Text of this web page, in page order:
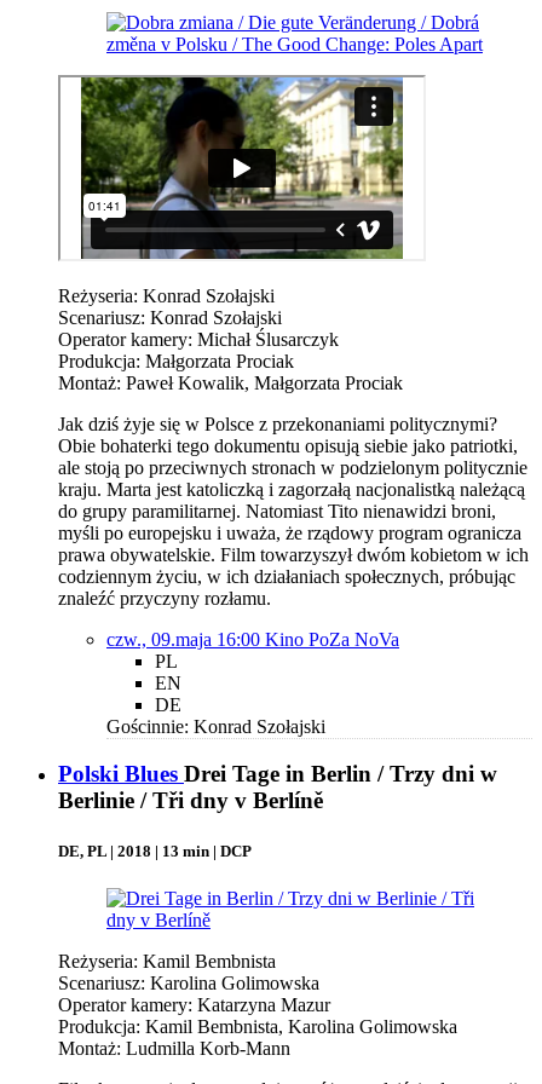
Reżyseria: Konrad Szołajski
Scenariusz: Konrad Szołajski
Operator kamery: Michał Ślusarczyk
Produkcja: Małgorzata Prociak
Montaż: Paweł Kowalik, Małgorzata Prociak
Jak dziś żyje się w Polsce z przekonaniami politycznymi?
Obie bohaterki tego dokumentu opisują siebie jako patriotki,
ale stoją po przeciwnych stronach w podzielonym politycznie
kraju. Marta jest katoliczką i zagorzałą nacjonalistką należącą
do grupy paramilitarnej. Natomiast Tito nienawidzi broni,
myśli po europejsku i uważa, że rządowy program ogranicza
prawa obywatelskie. Film towarzyszył dwóm kobietom w ich
codziennym życiu, w ich działaniach społecznych, próbując
znaleźć przyczyny rozłamu.
czw., 09.maja 16:00 Kino PoZa NoVa
PL
EN
DE
Gościnnie: Konrad Szołajski
Polski Blues Drei Tage in Berlin / Trzy dni w
Berlinie / Tři dny v Berlíně
DE, PL | 2018 | 13 min | DCP
Reżyseria: Kamil Bembnista
Scenariusz: Karolina Golimowska
Operator kamery: Katarzyna Mazur
Produkcja: Kamil Bembnista, Karolina Golimowska
Montaż: Ludmilla Korb-Mann